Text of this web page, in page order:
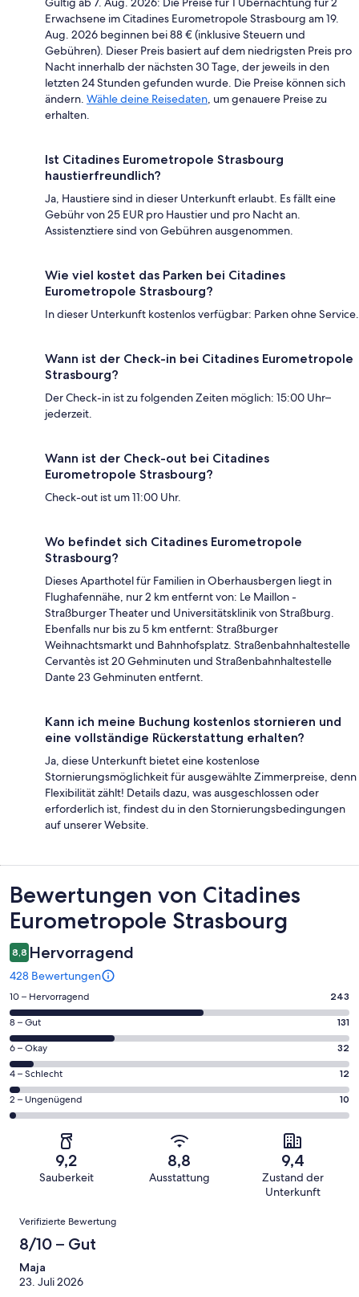
Erwachsene im Citadines Eurometropole Strasbourg am 19.
Aug. 2026 beginnen bei 88 € (inklusive Steuern und
Gebühren). Dieser Preis basiert auf dem niedrigsten Preis pro
Nacht innerhalb der nächsten 30 Tage, der jeweils in den
letzten 24 Stunden gefunden wurde. Die Preise können sich
ändern. Wähle deine Reisedaten, um genauere Preise zu
erhalten.
Ist Citadines Eurometropole Strasbourg
haustierfreundlich?
Ja, Haustiere sind in dieser Unterkunft erlaubt. Es fällt eine
Gebühr von 25 EUR pro Haustier und pro Nacht an.
Assistenztiere sind von Gebühren ausgenommen.
Wie viel kostet das Parken bei Citadines
Eurometropole Strasbourg?
In dieser Unterkunft kostenlos verfügbar: Parken ohne Service.
Wann ist der Check-in bei Citadines Eurometropole
Strasbourg?
Der Check-in ist zu folgenden Zeiten möglich: 15:00 Uhr–
jederzeit.
Wann ist der Check-out bei Citadines
Eurometropole Strasbourg?
Check-out ist um 11:00 Uhr.
Wo befindet sich Citadines Eurometropole
Strasbourg?
Dieses Aparthotel für Familien in Oberhausbergen liegt in
Flughafennähe, nur 2 km entfernt von: Le Maillon -
Straßburger Theater und Universitätsklinik von Straßburg.
Ebenfalls nur bis zu 5 km entfernt: Straßburger
Weihnachtsmarkt und Bahnhofsplatz. Straßenbahnhaltestelle
Cervantès ist 20 Gehminuten und Straßenbahnhaltestelle
Dante 23 Gehminuten entfernt.
Kann ich meine Buchung kostenlos stornieren und
eine vollständige Rückerstattung erhalten?
Ja, diese Unterkunft bietet eine kostenlose
Stornierungsmöglichkeit für ausgewählte Zimmerpreise, denn
Flexibilität zählt! Details dazu, was ausgeschlossen oder
erforderlich ist, findest du in den Stornierungsbedingungen
auf unserer Website.
Bewertungen
Bewertungen von Citadines
Eurometropole Strasbourg
8,8 Hervorragend
428 Bewertungen
243
von
insgesamt
428
Gästebewertungen
haben
eine
Bewertung
Hervorragend
10 – Hervorragend 243
131
von
insgesamt
428
Gästebewertungen
haben
eine
Bewertung
8 – Gut 131
32
von
insgesamt
428
Gästebewertungen
Bewertung
Okay
6 – Okay 32
12
von
insgesamt
Gästebewertungen
Schlecht
4 – Schlecht 12
10
von
insgesamt
Gästebewertungen
haben
Bewertung
von
Ungenügend
2 – Ungenügend 10
9,2
Sauberkeit
8,8
Ausstattung
9,4
Zustand der
Unterkunft
Bewertungen
Verifizierte Bewertung
8/10 – Gut
Maja
23. Juli 2026